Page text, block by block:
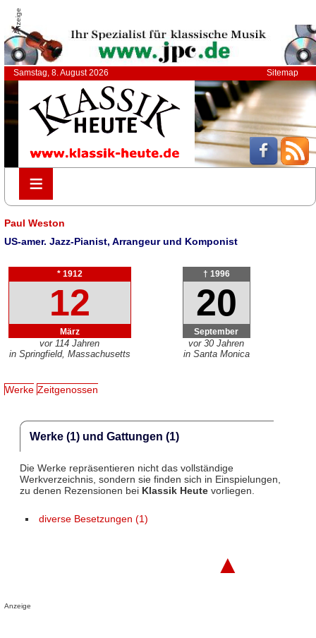
Anzeige
Samstag, 8. August 2026 Sitemap
≡
≡
Paul Weston
US-amer. Jazz-Pianist, Arrangeur und Komponist
* 1912
12
März
vor 114 Jahren
in Springfield, Massachusetts
† 1996
20
September
vor 30 Jahren
in Santa Monica
Werke Zeitgenossen
Werke (1) und Gattungen (1)
Die Werke repräsentieren nicht das vollständige
Werkverzeichnis, sondern sie finden sich in Einspielungen,
zu denen Rezensionen bei Klassik Heutevorliegen.
diverse Besetzungen (1)
▲
Anzeige